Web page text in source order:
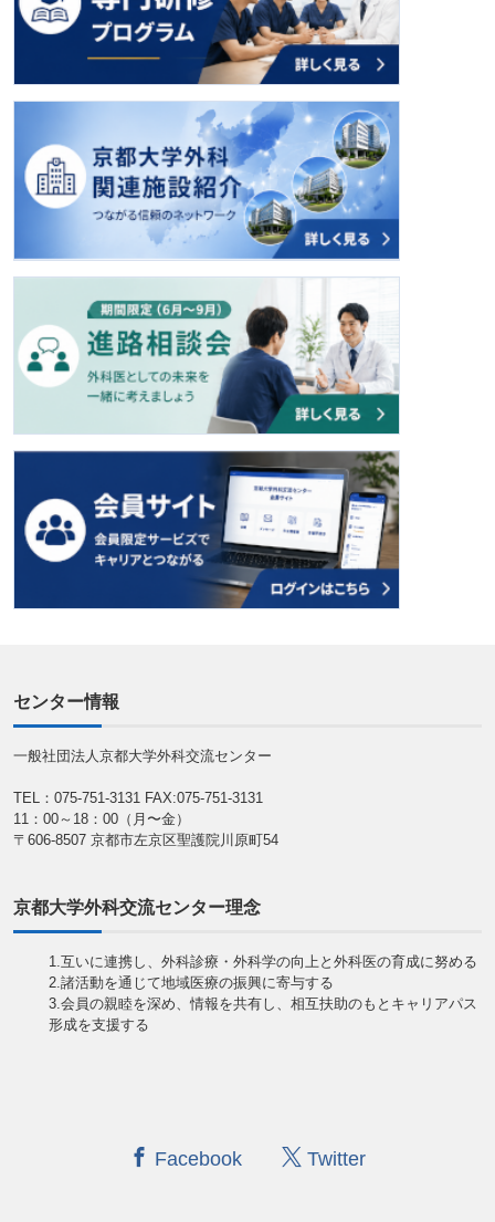
センター情報
一般社団法人京都大学外科交流センター
TEL：075-751-3131 FAX:075-751-3131
11：00～18：00（月〜金）
〒606-8507 京都市左京区聖護院川原町54
京都大学外科交流センター理念
1.互いに連携し、外科診療・外科学の向上と外科医の育成に努める
2.諸活動を通じて地域医療の振興に寄与する
3.会員の親睦を深め、情報を共有し、相互扶助のもとキャリアパス
形成を支援する
Facebook Twitter